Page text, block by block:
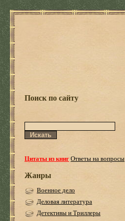
Поиск по сайту
Цитаты из книгОтветы на вопросы
Жанры
Военное дело
Деловая литература
Детективы и Триллеры